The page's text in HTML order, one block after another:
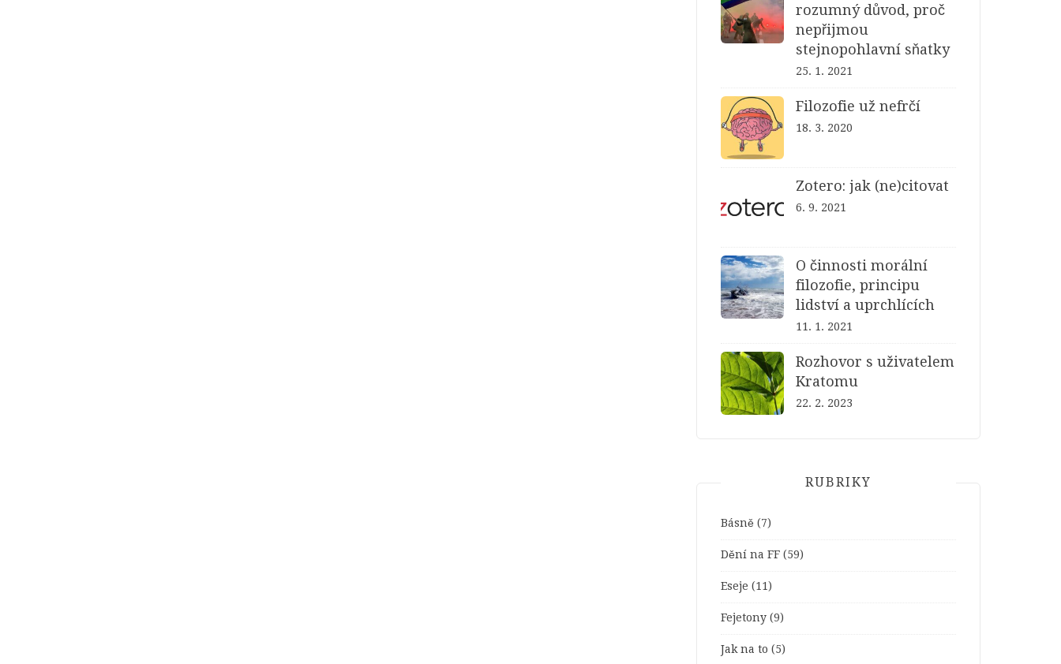
rozumný důvod, proč
nepřijmou
stejnopohlavní sňatky
25. 1. 2021
Filozofie už nefrčí
18. 3. 2020
Zotero: jak (ne)citovat
6. 9. 2021
O činnosti morální
filozofie, principu
lidství a uprchlících
11. 1. 2021
Rozhovor s uživatelem
Kratomu
22. 2. 2023
RUBRIKY
Básně (7)
Dění na FF (59)
Eseje (11)
Fejetony (9)
Jak na to (5)